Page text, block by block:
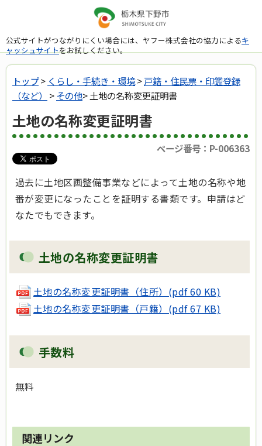
公式サイトがつながりにくい場合には、ヤフー株式会社の協力によるキ
ャッシュサイトをお試しください。
トップ> くらし・手続き・環境>戸籍・住民票・印鑑登録
（など）
> その他> 土地の名称変更証明書
土地の名称変更証明書
ページ番号：P-006363
過去に土地区画整備事業などによって土地の名称や地
番が変更になったことを証明する書類です。申請はど
なたでもできます。
土地の名称変更証明書
土地の名称変更証明書（住所）(pdf 60 KB)
土地の名称変更証明書（戸籍）(pdf 67 KB)
手数料
無料
関連リンク